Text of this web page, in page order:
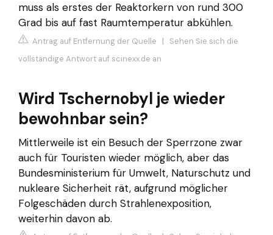
muss als erstes der Reaktorkern von rund 300
Grad bis auf fast Raumtemperatur abkühlen.
Antrag auf Entfernung der Quelle | Sehen Sie sich die
vollständige Antwort auf scinexx.de an
Wird Tschernobyl je wieder
bewohnbar sein?
Mittlerweile ist ein Besuch der Sperrzone zwar
auch für Touristen wieder möglich, aber das
Bundesministerium für Umwelt, Naturschutz und
nukleare Sicherheit rät, aufgrund möglicher
Folgeschäden durch Strahlenexposition,
weiterhin davon ab.